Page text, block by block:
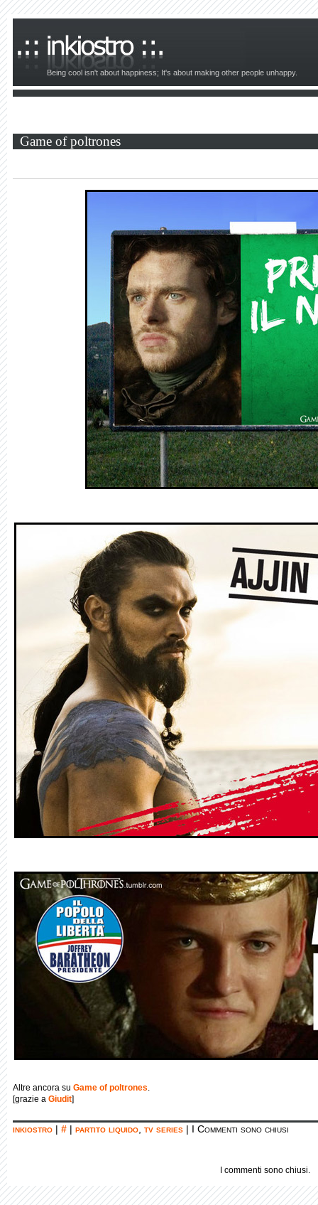
Being cool isn't about happiness; It's about making other people unhappy.
Game of poltrones
Altre ancora su Game of poltrones.
[grazie a Giudit]
inkiostro | # | partito liquido tv series | I Commenti sono chiusi
I commenti sono chiusi.